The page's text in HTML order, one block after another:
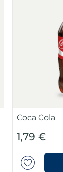
Coca Cola
1,79 €